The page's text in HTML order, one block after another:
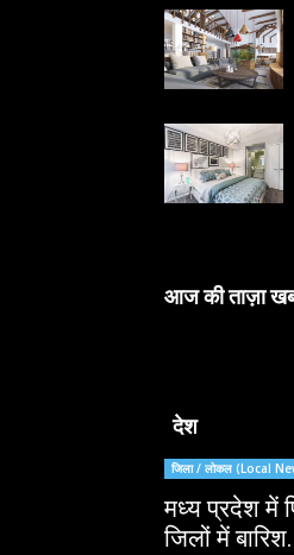
आज की ताज़ा
देश
जिला / लोकल (Local
मध्य प्रदेश में
जिलों में